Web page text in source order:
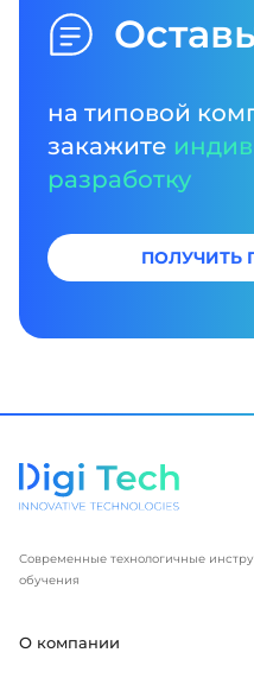
на типовой
закажите
разработку
ПОЛУЧИТЬ
Современные технологичные
обучения
О компании